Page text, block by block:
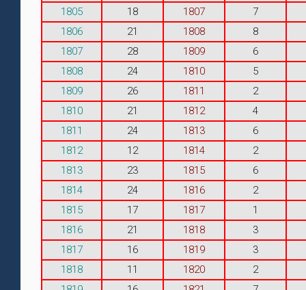
1805 18 1807
7
1806
21 1808
8
1807
28 1809
6
1808
24 1810
5
1809
26 1811
2
1810
21 1812
4
1811
24 1813
6
1812
12 1814
2
1813
23 1815
6
1814
24 1816
2
1815
17 1817
1
1816
21 1818
3
1817
16 1819
3
1818
11 1820
2